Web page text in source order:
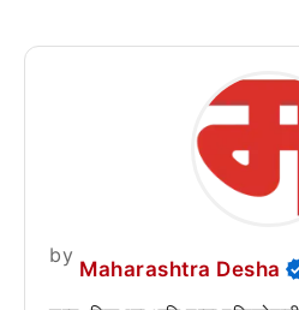
by
Maharashtra Desha